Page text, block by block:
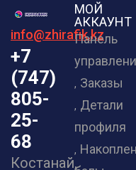
info@zhirafik.kz
+7
(747)
805-
25-
68
Костанай,
МОЙ
АККАУНТ
Панель
Заказы
Детали
профиля